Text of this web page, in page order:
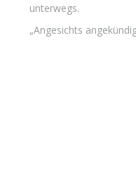
unterwegs.
„Angesichts